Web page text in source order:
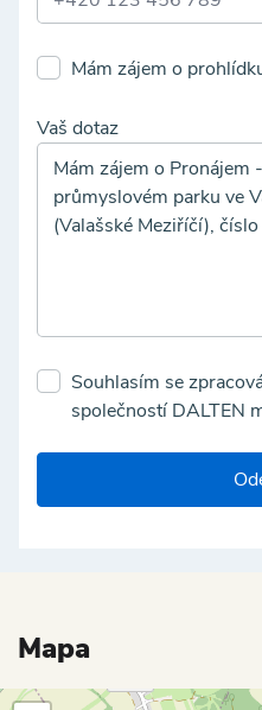
Mám zájem o
Vaš dotaz
Souhlasím se
společností DALTEN
Mapa